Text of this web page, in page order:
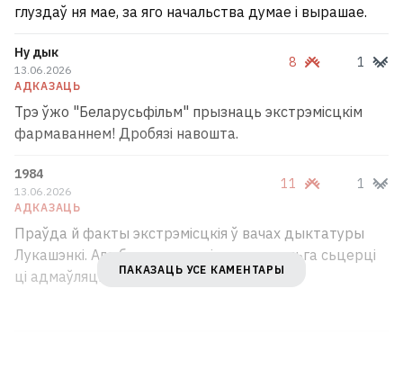
глуздаў ня мае, за яго начальства думае і вырашае.
Ну дык
13.06.2026
АДКАЗАЦЬ
8 1
Трэ ўжо "Беларусьфільм" прызнаць экстрэмісцкім
фармаваннем! Дробязі навошта.
1984
13.06.2026
АДКАЗАЦЬ
11 1
Праўда й факты экстрэмісцкія ў вачах дыктатуры
Лукашэнкі. Але беларускую гісторыю нельга сьцерці
ці адмаўляць. Мы памятаем.
ПАКАЗАЦЬ УСЕ КАМЕНТАРЫ
Былой амбасадарцы Украіны ў
ЗША Вользе Стэфанішынай
выставілі абвінавачанне ў
карупцыі